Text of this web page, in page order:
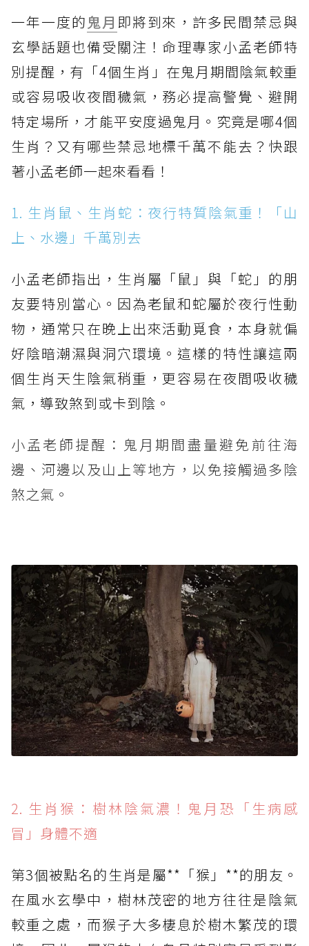
一年一度的 鬼月 即將到來，許多民間禁忌與
玄學話題也備受關注！命理專家小孟老師特
別提醒，有「4個生肖」在鬼月期間陰氣較重
或容易吸收夜間穢氣，務必提高警覺、避開
特定場所，才能平安度過鬼月。究竟是哪4個
生肖？又有哪些禁忌地標千萬不能去？快跟
著小孟老師一起來看看！
1. 生肖鼠、生肖蛇：夜行特質陰氣重！「山
上、水邊」千萬別去
小孟老師指出，生肖屬「鼠」與「蛇」的朋
友要特別當心。因為老鼠和蛇屬於夜行性動
物，通常只在晚上出來活動覓食，本身就偏
好陰暗潮濕與洞穴環境。這樣的特性讓這兩
個生肖天生陰氣稍重，更容易在夜間吸收穢
氣，導致煞到或卡到陰。
小孟老師提醒：鬼月期間盡量避免前往海
邊、河邊以及山上等地方，以免接觸過多陰
煞之氣。
2. 生肖猴：樹林陰氣濃！鬼月恐「生病感
冒」身體不適
第3個被點名的生肖是屬**「猴」**的朋友。
在風水玄學中，樹林茂密的地方往往是陰氣
較重之處，而猴子大多棲息於樹木繁茂的環